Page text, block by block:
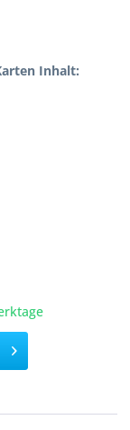
Inhalt: